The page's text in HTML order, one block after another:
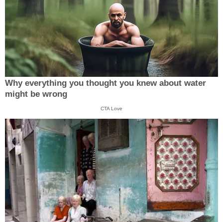
Why everything you thought you knew about water
might be wrong
CTA Love